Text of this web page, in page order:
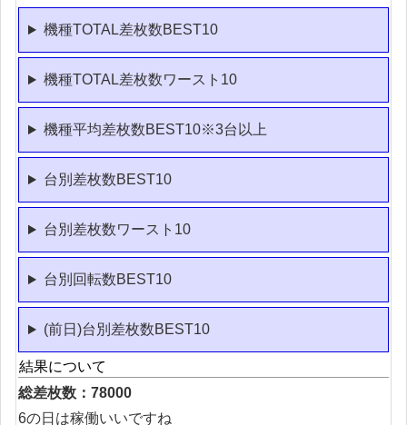
機種TOTAL差枚数BEST10
機種TOTAL差枚数ワースト10
機種平均差枚数BEST10※3台以上
台別差枚数BEST10
台別差枚数ワースト10
台別回転数BEST10
(前日)台別差枚数BEST10
結果について
総差枚数：78000
6の日は稼働いいですね